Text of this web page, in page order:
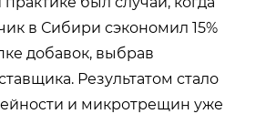
в Сибири сэкономил 15%
добавок, выбрав
Результатом стало
и микротрещин уже